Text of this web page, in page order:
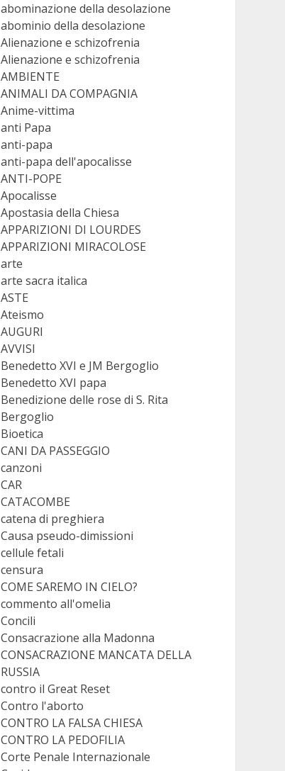
abominazione della desolazione
abominio della desolazione
Alienazione e schizofrenia
Alienazione e schizofrenia
AMBIENTE
ANIMALI DA COMPAGNIA
Anime-vittima
anti Papa
anti-papa
anti-papa dell'apocalisse
ANTI-POPE
Apocalisse
Apostasia della Chiesa
APPARIZIONI DI LOURDES
APPARIZIONI MIRACOLOSE
arte
arte sacra italica
ASTE
Ateismo
AUGURI
AVVISI
Benedetto XVI e JM Bergoglio
Benedetto XVI papa
Benedizione delle rose di S. Rita
Bergoglio
Bioetica
CANI DA PASSEGGIO
canzoni
CAR
CATACOMBE
catena di preghiera
Causa pseudo-dimissioni
cellule fetali
censura
COME SAREMO IN CIELO?
commento all'omelia
Concili
Consacrazione alla Madonna
CONSACRAZIONE MANCATA DELLA
RUSSIA
contro il Great Reset
Contro l'aborto
CONTRO LA FALSA CHIESA
CONTRO LA PEDOFILIA
Corte Penale Internazionale